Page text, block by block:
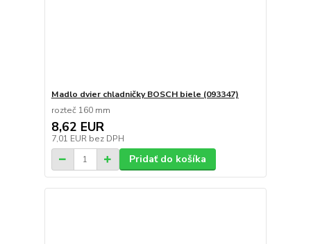
Madlo dvier chladničky BOSCH biele (093347)
rozteč 160 mm
8,62 EUR
7,01 EUR bez DPH
Pridať do košíka